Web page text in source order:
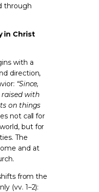
through
in Christ
with a
direction,
“Since,
raised with
on things
not call for
but for
The
and at
from the
(vv. 1–2):